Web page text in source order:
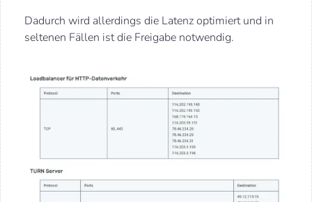
Dadurch wird allerdings die Latenz optimiert und in
seltenen Fällen ist die Freigabe notwendig.